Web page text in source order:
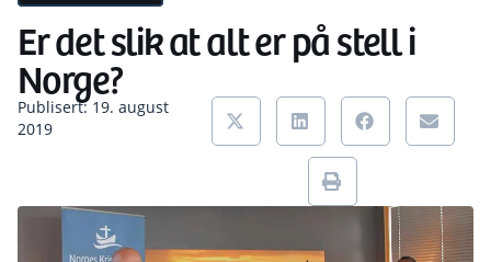
Er det slik at alt er på stell i
Norge?
Publisert: 19. august
2019